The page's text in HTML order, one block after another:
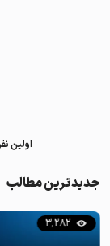
اولین
جدیدترین مطالب
3,282